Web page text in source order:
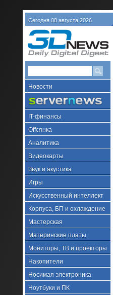
Сегодня 08 августа 2026
Новости
IT-финансы
Offсянка
Аналитика
Видеокарты
Звук и акустика
Игры
Искусственный интеллект
Корпуса, БП и охлаждение
Мастерская
Материнские платы
Мониторы, ТВ и проекторы
Накопители
Носимая электроника
Ноутбуки и ПК